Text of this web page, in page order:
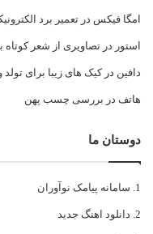
امگا فیکس در تعمیر برد
استور در تصاویری از شعر کوتاه
دافین درکیک های زیبا برای
هاتف در بررسی چسب پهن
دوستان ما
سامانه پیامک نوآوران
دانلود اهنگ جدید